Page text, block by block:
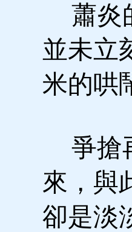
蕭炎
並未立
米的哄
爭搶
來，與
卻是淡